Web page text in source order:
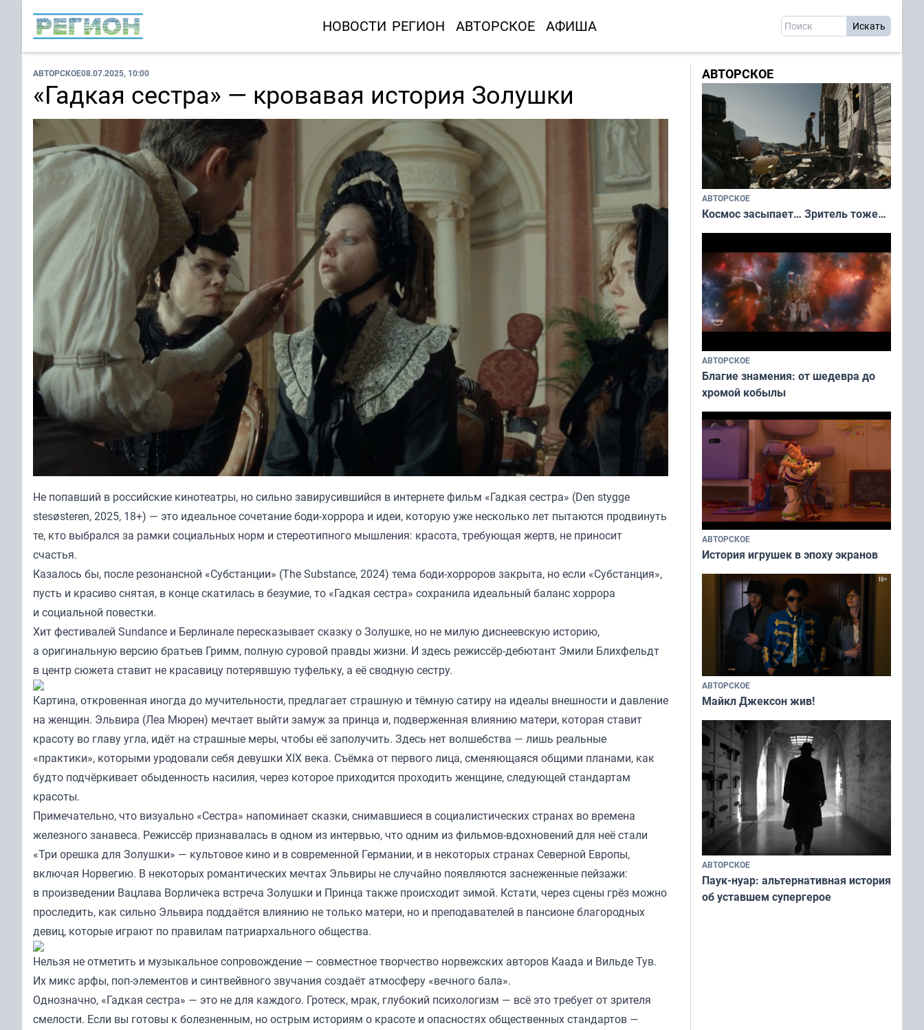
НОВОСТИ РЕГИОН АВТОРСКОЕ АФИША
АВТОРСКОЕ08.07.2025, 10:00
«Гадкая сестра» — кровавая история Золушки
Не попавший в российские кинотеатры, но сильно завирусившийся в интернете фильм «Гадкая сестра» (Den stygge
stesøsteren, 2025, 18+) — это идеальное сочетание боди-хоррора и идеи, которую уже несколько лет пытаются продвинуть
те, кто выбрался за рамки социальных норм и стереотипного мышления: красота, требующая жертв, не приносит
счастья.
Казалось бы, после резонансной «Субстанции» (The Substance, 2024) тема боди-хорроров закрыта, но если «Субстанция»,
пусть и красиво снятая, в конце скатилась в безумие, то «Гадкая сестра» сохранила идеальный баланс хоррора
и социальной повестки.
Хит фестивалей Sundance и Берлинале пересказывает сказку о Золушке, но не милую диснеевскую историю,
а оригинальную версию братьев Гримм, полную суровой правды жизни. И здесь режиссёр-дебютант Эмили Блихфельдт
в центр сюжета ставит не красавицу потерявшую туфельку, а её сводную сестру.
Картина, откровенная иногда до мучительности, предлагает страшную и тёмную сатиру на идеалы внешности и давление
на женщин. Эльвира (Леа Мюрен) мечтает выйти замуж за принца и, подверженная влиянию матери, которая ставит
красоту во главу угла, идёт на страшные меры, чтобы её заполучить. Здесь нет волшебства — лишь реальные
«практики», которыми уродовали себя девушки XIX века. Съёмка от первого лица, сменяющаяся общими планами, как
будто подчёркивает обыденность насилия, через которое приходится проходить женщине, следующей стандартам
красоты.
Примечательно, что визуально «Сестра» напоминает сказки, снимавшиеся в социалистических странах во времена
железного занавеса. Режиссёр признавалась в одном из интервью, что одним из фильмов-вдохновений для неё стали
«Три орешка для Золушки» — культовое кино и в современной Германии, и в некоторых странах Северной Европы,
включая Норвегию. В некоторых романтических мечтах Эльвиры не случайно появляются заснеженные пейзажи:
в произведении Вацлава Ворличека встреча Золушки и Принца также происходит зимой. Кстати, через сцены грёз можно
проследить, как сильно Эльвира поддаётся влиянию не только матери, но и преподавателей в пансионе благородных
девиц, которые играют по правилам патриархального общества.
Нельзя не отметить и музыкальное сопровождение — совместное творчество норвежских авторов Каада и Вильде Тув.
Их микс арфы, поп-элементов и синтвейвного звучания создаёт атмосферу «вечного бала».
Однозначно, «Гадкая сестра» — это не для каждого. Гротеск, мрак, глубокий психологизм — всё это требует от зрителя
смелости. Если вы готовы к болезненным, но острым историям о красоте и опасностях общественных стандартов —
АВТОРСКОЕ
АВТОРСКОЕ
Космос засыпает… Зритель тоже…
АВТОРСКОЕ
Благие знамения: от шедевра до
хромой кобылы
АВТОРСКОЕ
История игрушек в эпоху экранов
АВТОРСКОЕ
Майкл Джексон жив!
АВТОРСКОЕ
Паук-нуар: альтернативная история
об уставшем супергерое